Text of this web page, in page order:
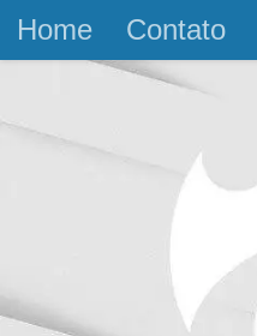
Skip to content
Home Contato